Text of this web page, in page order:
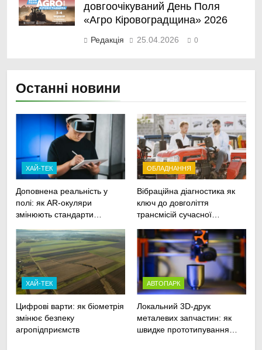
довгоочікуваний День Поля
«Агро Кіровоградщина» 2026
Редакція 25.04.2026 0
Останні новини
ХАЙ-ТЕК
Доповнена реальність у
полі: як AR-окуляри
змінюють стандарти
сільськогосподарської
техніки
ОБЛАДНАННЯ
Вібраційна діагностика як
ключ до довголіття
трансмісій сучасної
ХАЙ-ТЕК
Цифрові варти: як біометрія
змінює безпеку
агропідприємств
АВТОПАРК
Локальний 3D-друк
металевих запчастин: як
швидке прототипування